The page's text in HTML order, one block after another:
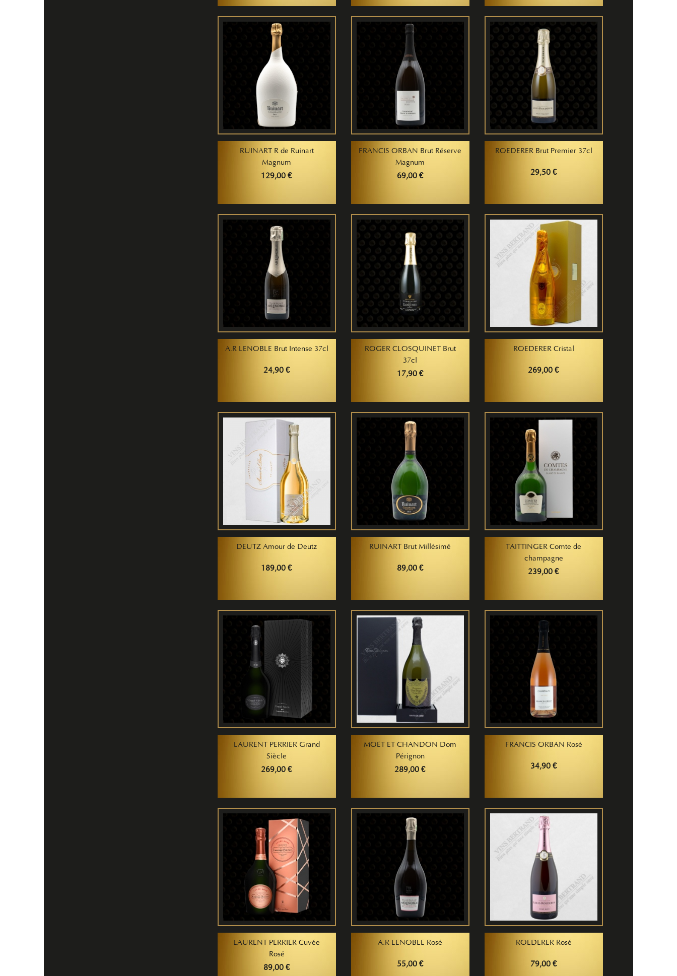
RUINART R de Ruinart
Magnum
129,00 €
FRANCIS ORBAN Brut Réserve
Magnum
69,00 €
ROEDERER Brut Premier 37cl
29,50 €
A.R LENOBLE Brut Intense 37cl
24,90 €
ROGER CLOSQUINET Brut
37cl
17,90 €
ROEDERER Cristal
269,00 €
DEUTZ Amour de Deutz
189,00 €
RUINART Brut Millésimé
89,00 €
TAITTINGER Comte de
champagne
239,00 €
LAURENT PERRIER Grand
Siècle
269,00 €
MOËT ET CHANDON Dom
Pérignon
289,00 €
FRANCIS ORBAN Rosé
34,90 €
LAURENT PERRIER Cuvée
Rosé
89,00 €
A.R LENOBLE Rosé
55,00 €
ROEDERER Rosé
79,00 €